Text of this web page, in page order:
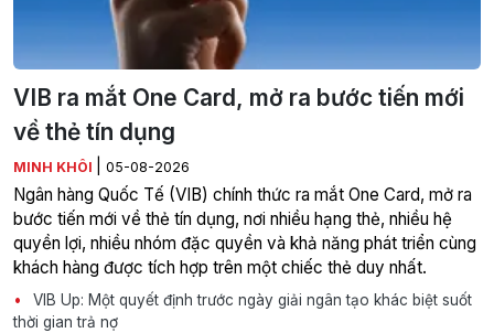
VIB ra mắt One Card, mở ra bước tiến mới
về thẻ tín dụng
MINH KHÔI 05-08-2026
Ngân hàng Quốc Tế (VIB) chính thức ra mắt One Card, mở ra
bước tiến mới về thẻ tín dụng, nơi nhiều hạng thẻ, nhiều hệ
quyền lợi, nhiều nhóm đặc quyền và khả năng phát triển cùng
khách hàng được tích hợp trên một chiếc thẻ duy nhất.
VIB Up: Một quyết định trước ngày giải ngân tạo khác biệt suốt
thời gian trả nợ